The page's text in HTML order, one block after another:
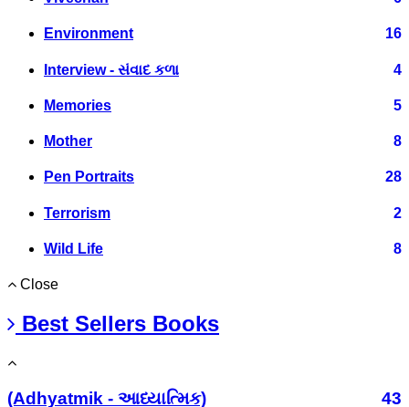
Environment 16
Interview - સંવાદ કળા 4
Memories 5
Mother 8
Pen Portraits 28
Terrorism 2
Wild Life 8
Close
Best Sellers Books
(Adhyatmik - આધ્યાત્મિક)
43